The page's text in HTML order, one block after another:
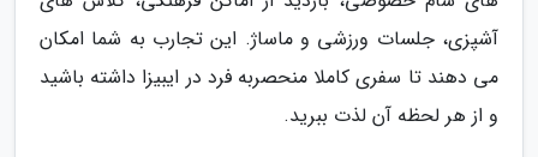
آشپزی، جلسات ورزشی و ماساژ. این تجارب به شما امکان
می دهند تا سفری کاملا منحصربه فرد در ایبیزا داشته باشید
و از هر لحظه آن لذت ببرید.